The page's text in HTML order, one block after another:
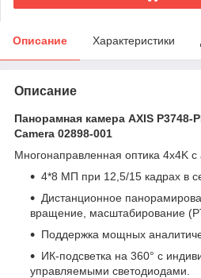
Описание Характеристики
Описание
Панорамная камера AXIS P3748-
Camera 02898-001
Многонаправленная оптика 4x4K
4*8 МП при 12,5/15 кадрах в
Дистанционное
вращение, масштабирование
Поддержка мощных
ИК-подсветка на 360° с
управляемыми светодиодами.